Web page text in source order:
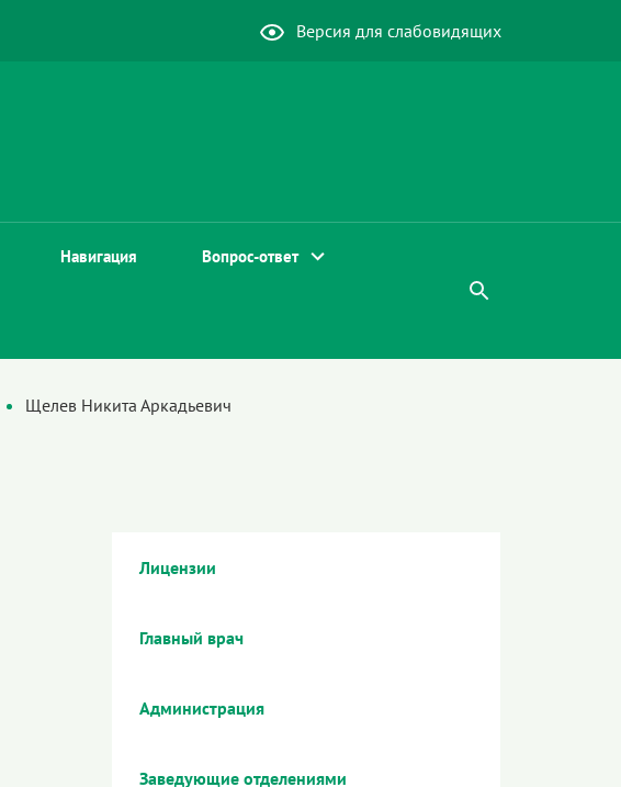
Версия для слабовидящих
Навигация Вопрос-ответ
Щелев Никита Аркадьевич
Лицензии
Главный врач
Администрация
Заведующие отделениями